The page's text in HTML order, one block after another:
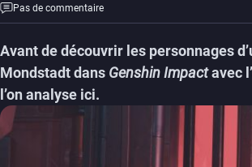
Pas de commentaire
Avant de découvrir les personnages
Mondstadt dans Genshin Impactavec
l’on analyse ici.